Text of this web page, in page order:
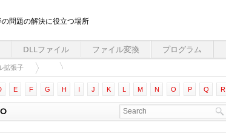
問題の解決に役立つ場所
DLLファイル ファイル変換 プログラム
拡張子
E F G H I J K L M N O P Q R
O